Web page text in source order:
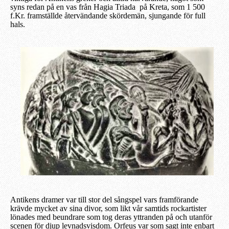
syns redan på en vas från Hagia Triada på Kreta, som 1 500
f.Kr. framställde återvändande skördemän, sjungande för full
hals.
Antikens dramer var till stor del sångspel vars framförande
krävde mycket av sina divor, som likt vår samtids rockartister
lönades med beundrare som tog deras yttranden på och utanför
scenen för djup levnadsvisdom. Orfeus var som sagt inte enbart